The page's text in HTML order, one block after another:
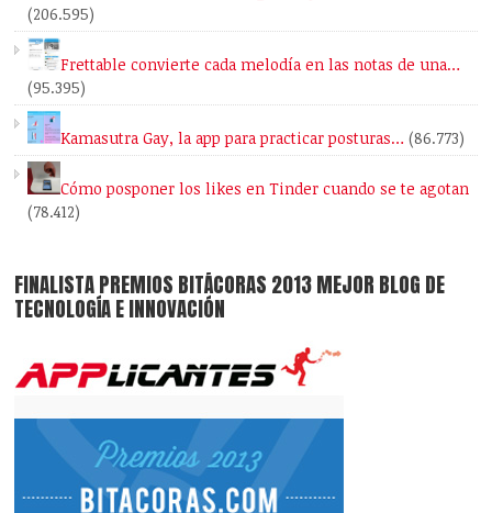
(206.595)
Frettable convierte cada melodía en las notas de una…
(95.395)
Kamasutra Gay, la app para practicar posturas… (86.773)
Cómo posponer los likes en Tinder cuando se te agotan
(78.412)
FINALISTA PREMIOS BITÁCORAS 2013 MEJOR BLOG DE
TECNOLOGÍA E INNOVACIÓN